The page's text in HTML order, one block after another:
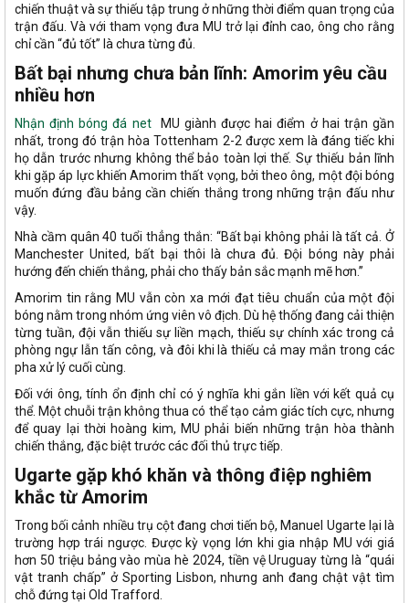
chiến thuật và sự thiếu tập trung ở những thời điểm quan trọng của
trận đấu. Và với tham vọng đưa MU trở lại đỉnh cao, ông cho rằng
chỉ cần “đủ tốt” là chưa từng đủ.
Bất bại nhưng chưa bản lĩnh: Amorim yêu cầu
nhiều hơn
Nhận định bóng đá netMU giành được hai điểm ở hai trận gần
nhất, trong đó trận hòa Tottenham 2-2 được xem là đáng tiếc khi
họ dẫn trước nhưng không thể bảo toàn lợi thế. Sự thiếu bản lĩnh
khi gặp áp lực khiến Amorim thất vọng, bởi theo ông, một đội bóng
muốn đứng đầu bảng cần chiến thắng trong những trận đấu như
vậy.
Nhà cầm quân 40 tuổi thẳng thắn: “Bất bại không phải là tất cả. Ở
Manchester United, bất bại thôi là chưa đủ. Đội bóng này phải
hướng đến chiến thắng, phải cho thấy bản sắc mạnh mẽ hơn.”
Amorim tin rằng MU vẫn còn xa mới đạt tiêu chuẩn của một đội
bóng nằm trong nhóm ứng viên vô địch. Dù hệ thống đang cải thiện
từng tuần, đội vẫn thiếu sự liền mạch, thiếu sự chính xác trong cả
phòng ngự lẫn tấn công, và đôi khi là thiếu cả may mắn trong các
pha xử lý cuối cùng.
Đối với ông, tính ổn định chỉ có ý nghĩa khi gắn liền với kết quả cụ
thể. Một chuỗi trận không thua có thể tạo cảm giác tích cực, nhưng
để quay lại thời hoàng kim, MU phải biến những trận hòa thành
chiến thắng, đặc biệt trước các đối thủ trực tiếp.
Ugarte gặp khó khăn và thông điệp nghiêm
khắc từ Amorim
Trong bối cảnh nhiều trụ cột đang chơi tiến bộ, Manuel Ugarte lại là
trường hợp trái ngược. Được kỳ vọng lớn khi gia nhập MU với giá
hơn 50 triệu bảng vào mùa hè 2024, tiền vệ Uruguay từng là “quái
vật tranh chấp” ở Sporting Lisbon, nhưng anh đang chật vật tìm
chỗ đứng tại Old Trafford.